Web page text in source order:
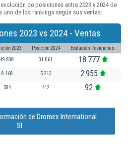
de posiciones entre 2023 y 2024 de
uno de los rankings según sus ventas:
2023 vs 2024 - Ventas
2023 Posición 2024 Evolución Posiciones
49.838 31.061 18.777
8.168 5.213 2.955
504 412 92
de Dromex International
Sl